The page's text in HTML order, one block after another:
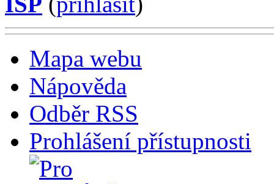
Mapa webu
Nápověda
Odběr RSS
Prohlášení přístupnosti